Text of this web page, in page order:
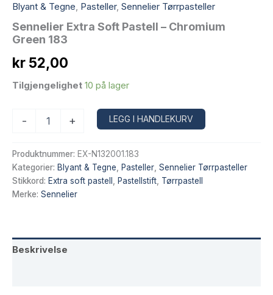
Blyant & Tegne, Pasteller, Sennelier Tørrpasteller
Sennelier Extra Soft Pastell – Chromium
Green 183
kr 52,00
Tilgjengelighet 10 på lager
-
Pastell
–
Chromium
Green
183
+ LEGG I HANDLEKURV
Produktnummer: EX-N132001.183
Kategorier: Blyant & Tegne Pasteller Sennelier Tørrpasteller
Stikkord: Extra soft pastell Pastellstift Tørrpastell
Merke: Sennelier
Beskrivelse